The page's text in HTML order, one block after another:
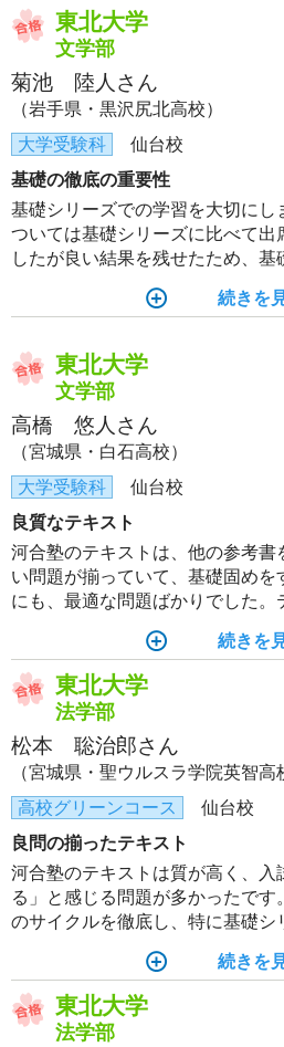
とができました。
東北大学
文学部
菊池 陸人さん
（岩手県・黒沢尻北高校）
大学受験科
仙台校
基礎の徹底の重要性
基礎シリーズでの学習を大切にし
ついては基礎シリーズに比べて出
したが良い結果を残せたため、
続きを
東北大学
文学部
高橋 悠人さん
（宮城県・白石高校）
大学受験科
仙台校
良質なテキスト
河合塾のテキストは、他の参考書
い問題が揃っていて、基礎固めを
にも、最適な問題ばかりでした
計画を立てやすく、自分の課題を
ています。
続きを
東北大学
法学部
松本 聡治郎さん
（宮城県・聖ウルスラ学院英智高
高校グリーンコース
仙台校
良問の揃ったテキスト
河合塾のテキストは質が高く、入
る」と感じる問題が多かったで
のサイクルを徹底し、特に基礎シ
分のものにすることが、東北大合
と実感しています。
続きを
東北大学
法学部